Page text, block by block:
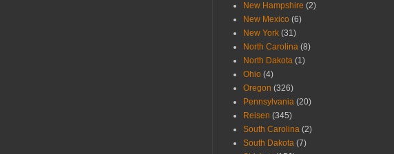
New Hampshire (2)
New Mexico (6)
New York (31)
North Carolina (8)
North Dakota (1)
Ohio (4)
Oregon (326)
Pennsylvania (20)
Reisen (345)
South Carolina (2)
South Dakota (7)